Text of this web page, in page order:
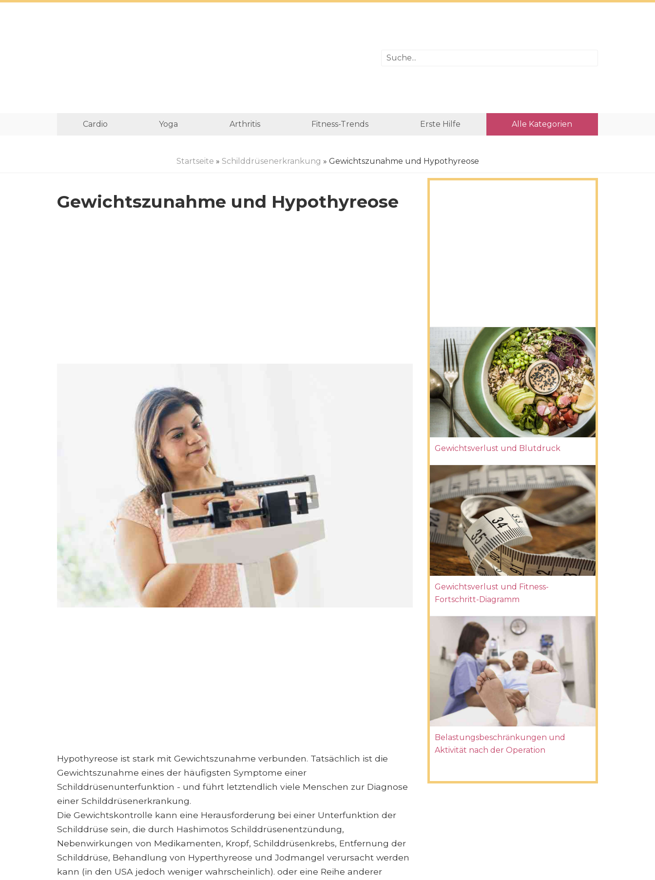
Cardio Yoga Arthritis Fitness-Trends Erste Hilfe Alle Kategorien
Startseite » Schilddrüsenerkrankung » Gewichtszunahme und Hypothyreose
Gewichtszunahme und Hypothyreose
Hypothyreose ist stark mit Gewichtszunahme verbunden. Tatsächlich ist die
Gewichtszunahme eines der häufigsten Symptome einer
Schilddrüsenunterfunktion - und führt letztendlich viele Menschen zur Diagnose
einer Schilddrüsenerkrankung.
Die Gewichtskontrolle kann eine Herausforderung bei einer Unterfunktion der
Schilddrüse sein, die durch Hashimotos Schilddrüsenentzündung,
Nebenwirkungen von Medikamenten, Kropf, Schilddrüsenkrebs, Entfernung der
Schilddrüse, Behandlung von Hyperthyreose und Jodmangel verursacht werden
kann (in den USA jedoch weniger wahrscheinlich). oder eine Reihe anderer
Gewichtsverlust und Blutdruck
Gewichtsverlust und Fitness-
Fortschritt-Diagramm
Belastungsbeschränkungen und
Aktivität nach der Operation